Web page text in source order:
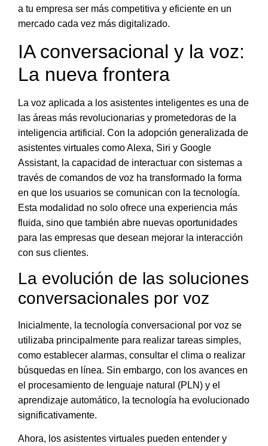
a tu empresa ser más competitiva y eficiente en un
mercado cada vez más digitalizado.
IA conversacional y la voz:
La nueva frontera
La voz aplicada a los asistentes inteligentes es una de
las áreas más revolucionarias y prometedoras de la
inteligencia artificial. Con la adopción generalizada de
asistentes virtuales como Alexa, Siri y Google
Assistant, la capacidad de interactuar con sistemas a
través de comandos de voz ha transformado la forma
en que los usuarios se comunican con la tecnología.
Esta modalidad no solo ofrece una experiencia más
fluida, sino que también abre nuevas oportunidades
para las empresas que desean mejorar la interacción
con sus clientes.
La evolución de las soluciones
conversacionales por voz
Inicialmente, la tecnología conversacional por voz se
utilizaba principalmente para realizar tareas simples,
como establecer alarmas, consultar el clima o realizar
búsquedas en línea. Sin embargo, con los avances en
el procesamiento de lenguaje natural (PLN) y el
aprendizaje automático, la tecnología ha evolucionado
significativamente.
Ahora, los asistentes virtuales pueden entender y